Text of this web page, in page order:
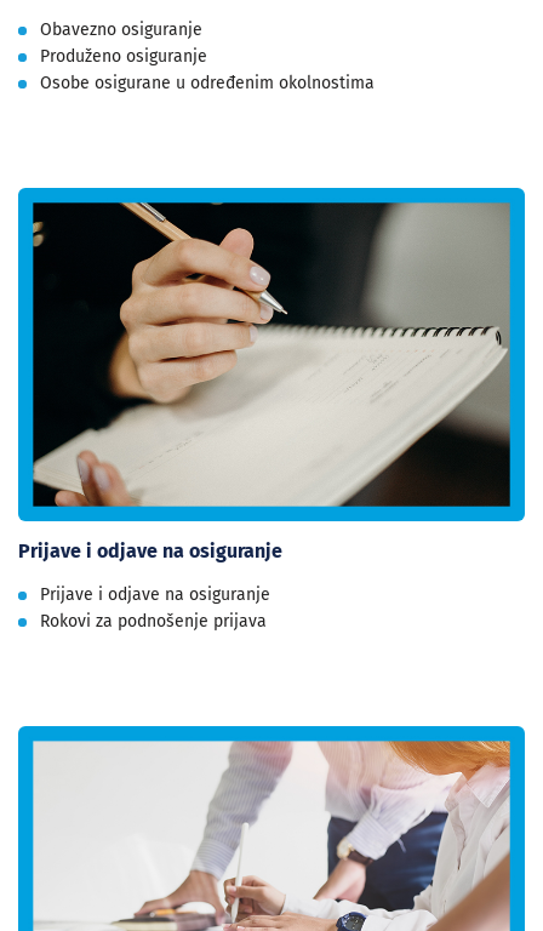
Obavezno osiguranje
Produženo osiguranje
Osobe osigurane u određenim okolnostima
Prijave i odjave na osiguranje
Prijave i odjave na osiguranje
Rokovi za podnošenje prijava